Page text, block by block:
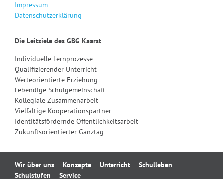
Impressum
Datenschutzerklärung
Die Leitziele des GBG Kaarst
Individuelle Lernprozesse
Qualifizierender Unterricht
Werteorientierte Erziehung
Lebendige Schulgemeinschaft
Kollegiale Zusammenarbeit
Vielfältige Kooperationspartner
Identitätsfördernde Öffentlichkeitsarbeit
Zukunftsorientierter Ganztag
Navigation
überspringen
Wir über uns Konzepte Unterricht
Schulleben
Schulstufen
Service